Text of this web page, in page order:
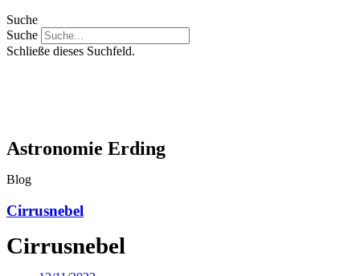
Suche
Suche
Schließe dieses Suchfeld.
Astronomie Erding
Blog
Cirrusnebel
Cirrusnebel